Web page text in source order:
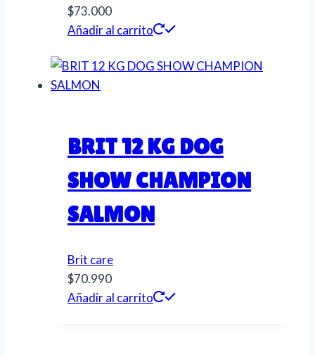
$73.000
Añadir al carrito
BRIT 12 KG DOG
SHOW CHAMPION
SALMON
Brit care
$70.990
Añadir al carrito